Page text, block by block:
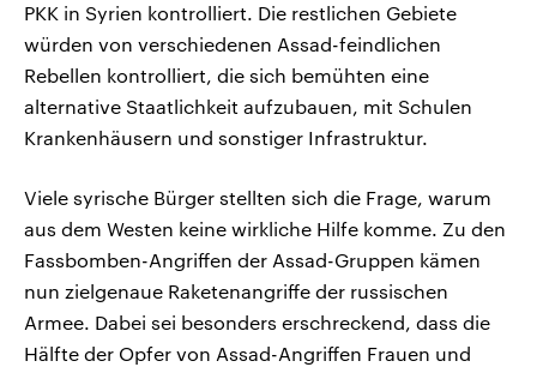
PKK in Syrien kontrolliert. Die restlichen Gebiete
würden von verschiedenen Assad-feindlichen
Rebellen kontrolliert, die sich bemühten eine
alternative Staatlichkeit aufzubauen, mit Schulen
Krankenhäusern und sonstiger Infrastruktur.
Viele syrische Bürger stellten sich die Frage, warum
aus dem Westen keine wirkliche Hilfe komme. Zu den
Fassbomben-Angriffen der Assad-Gruppen kämen
nun zielgenaue Raketenangriffe der russischen
Armee. Dabei sei besonders erschreckend, dass die
Hälfte der Opfer von Assad-Angriffen Frauen und